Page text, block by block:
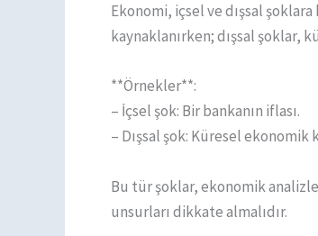
Ekonomi, içsel ve dışsal
kaynaklanırken; dışsal
**Örnekler**:
– İçsel şok: Bir bankanın iflası.
– Dışsal şok: Küresel ekonomik
Bu tür şoklar, ekonomik
unsurları dikkate almalıdır.